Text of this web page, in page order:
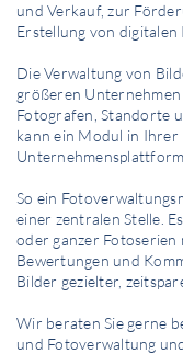
und Verkauf, zur
Erstellung von digitalen
Die Ver­waltung von
größeren
Fotografen, Standorte
kann ein Modul in
So ein
einer zentralen Stelle.
oder ganzer Fotoserien
Bewertungen und
Bilder gezielter,
Wir beraten Sie gerne
und Fotoverwaltung